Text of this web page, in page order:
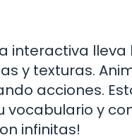
interactiva lleva
y texturas.
acciones.
y
infinitas!